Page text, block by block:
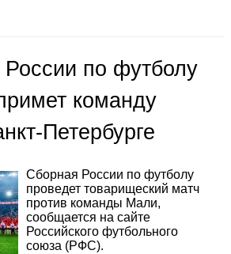
по футболу
команду
Петербурге
Сборная России по футболу
проведет товарищеский матч
против команды Мали,
сообщается на сайте
Российского футбольного
союза (РФС).